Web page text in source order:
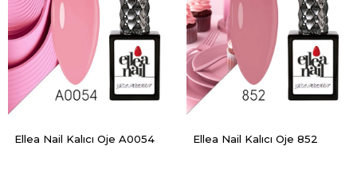
Ellea Nail Kalıcı Oje A0054 Ellea Nail Kalıcı Oje 852